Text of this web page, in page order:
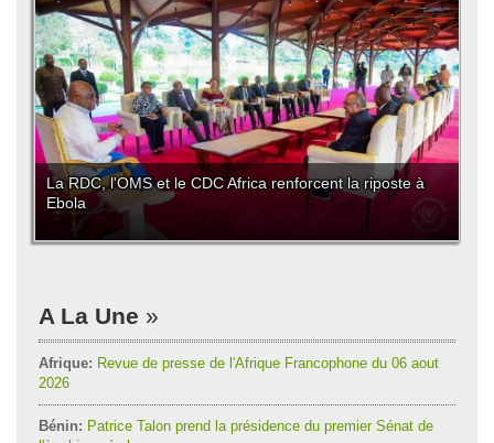
La RDC, l'OMS et le CDC Africa renforcent la riposte à
Ebola
A La Une
Afrique: Revue de presse de l'Afrique Francophone du 06 aout
2026
Bénin: Patrice Talon prend la présidence du premier Sénat de